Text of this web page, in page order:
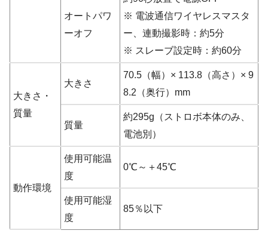
オートパワ
ーオフ
※ 電波通信ワイヤレスマスタ
ー、連動撮影時：約5分
※ スレーブ設定時：約60分
大きさ・
質量
大きさ
70.5（幅）× 113.8（高さ）× 9
8.2（奥行）mm
質量
約295g（ストロボ本体のみ、
電池別）
動作環境
使用可能温
度
0℃～＋45℃
使用可能湿
度
85％以下